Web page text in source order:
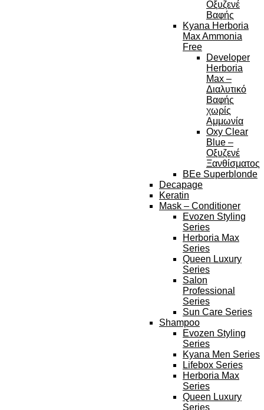
Οξυζενέ
Βαφής
Kyana Herboria
Max Ammonia
Free
Developer
Herboria
Max –
Διαλυτικό
Βαφής
χωρίς
Αμμωνία
Oxy Clear
Blue –
Οξυζενέ
Ξανθίσματος
BEe Superblonde
Decapage
Keratin
Mask – Conditioner
Evozen Styling
Series
Herboria Max
Series
Queen Luxury
Series
Salon
Professional
Series
Sun Care Series
Shampoo
Evozen Styling
Series
Kyana Men Series
Lifebox Series
Herboria Max
Series
Queen Luxury
Series